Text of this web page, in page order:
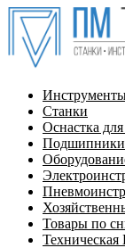
Станки
Оснастка
Подшипники
Товары по
Техническая